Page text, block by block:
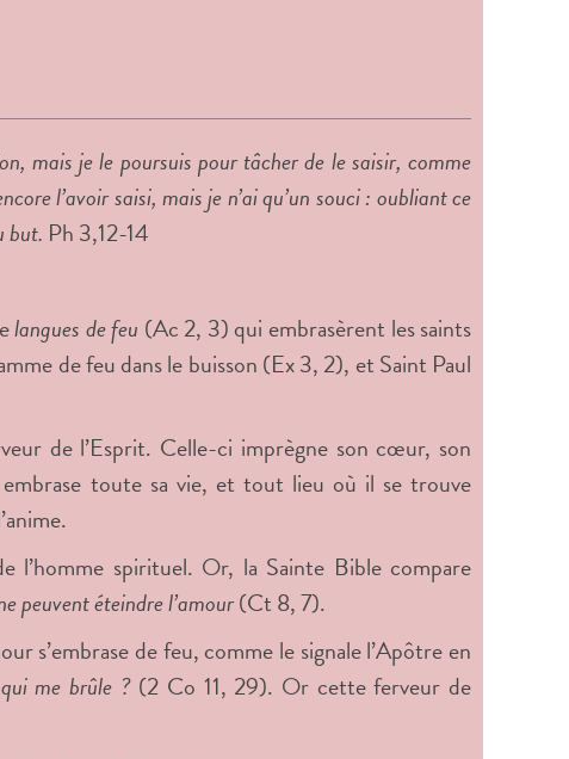
mais je le poursuis pour tâcher de le saisir, comme
l’avoir saisi, mais je n’ai qu’un souci : oubliant ce
but. Ph 3,12-14
langues de feu (Ac 2, 3) qui embrasèrent les saints
de feu dans le buisson (Ex 3, 2), et Saint Paul
de l’Esprit. Celle-ci imprègne son cœur, son
toute sa vie, et tout lieu où il se trouve
spirituel. Or, la Sainte Bible compare
peuvent éteindre l’amour(Ct 8, 7).
s’embrase de feu, comme le signale l’Apôtre en
me brûle ?(2 Co 11, 29). Or cette ferveur de